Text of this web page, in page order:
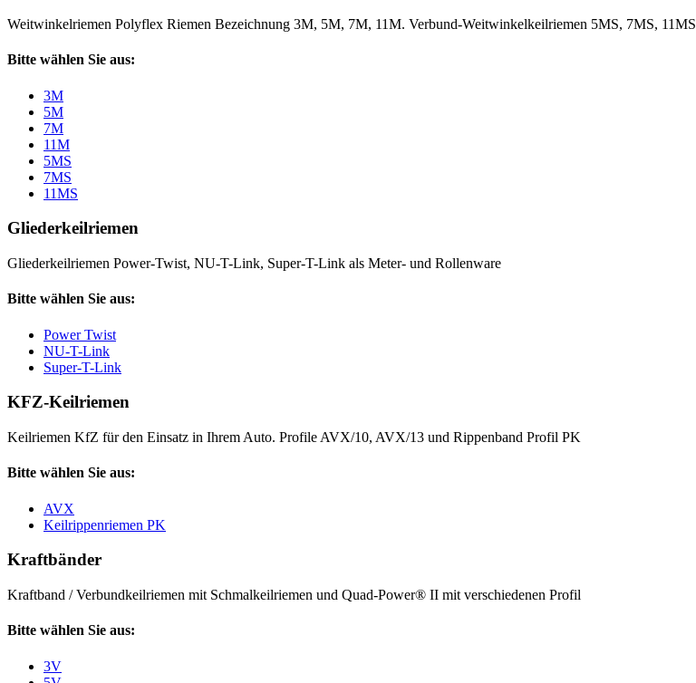
Weitwinkelriemen Polyflex Riemen Bezeichnung 3M, 5M, 7M, 11M. Verbund-Weitwinkelkeilriemen 5MS, 7MS, 11MS
Bitte wählen Sie aus:
3M
5M
7M
11M
5MS
7MS
11MS
Gliederkeilriemen
Gliederkeilriemen Power-Twist, NU-T-Link, Super-T-Link als Meter- und Rollenware
Bitte wählen Sie aus:
Power Twist
NU-T-Link
Super-T-Link
KFZ-Keilriemen
Keilriemen KfZ für den Einsatz in Ihrem Auto. Profile AVX/10, AVX/13 und Rippenband Profil PK
Bitte wählen Sie aus:
AVX
Keilrippenriemen PK
Kraftbänder
Kraftband / Verbundkeilriemen mit Schmalkeilriemen und Quad-Power® II mit verschiedenen Profil
Bitte wählen Sie aus:
3V